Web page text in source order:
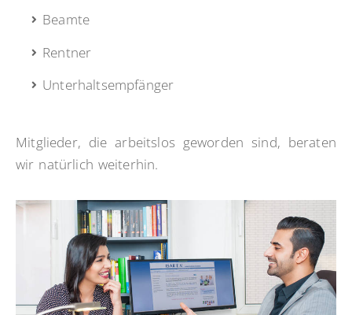
Beamte
Rentner
Unterhaltsempfänger
Mitglieder, die arbeitslos geworden sind, beraten
wir natürlich weiterhin.